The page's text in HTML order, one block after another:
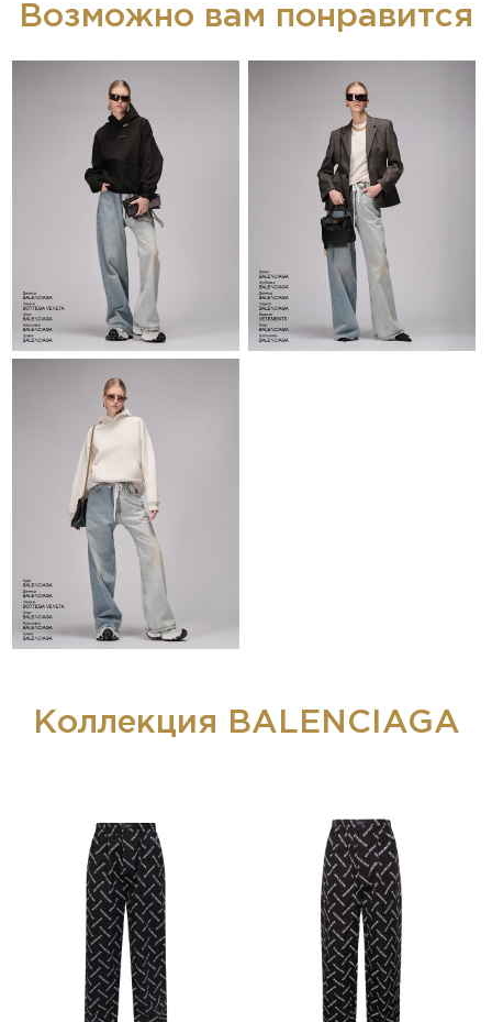
Возможно вам понравится
Коллекция BALENCIAGA